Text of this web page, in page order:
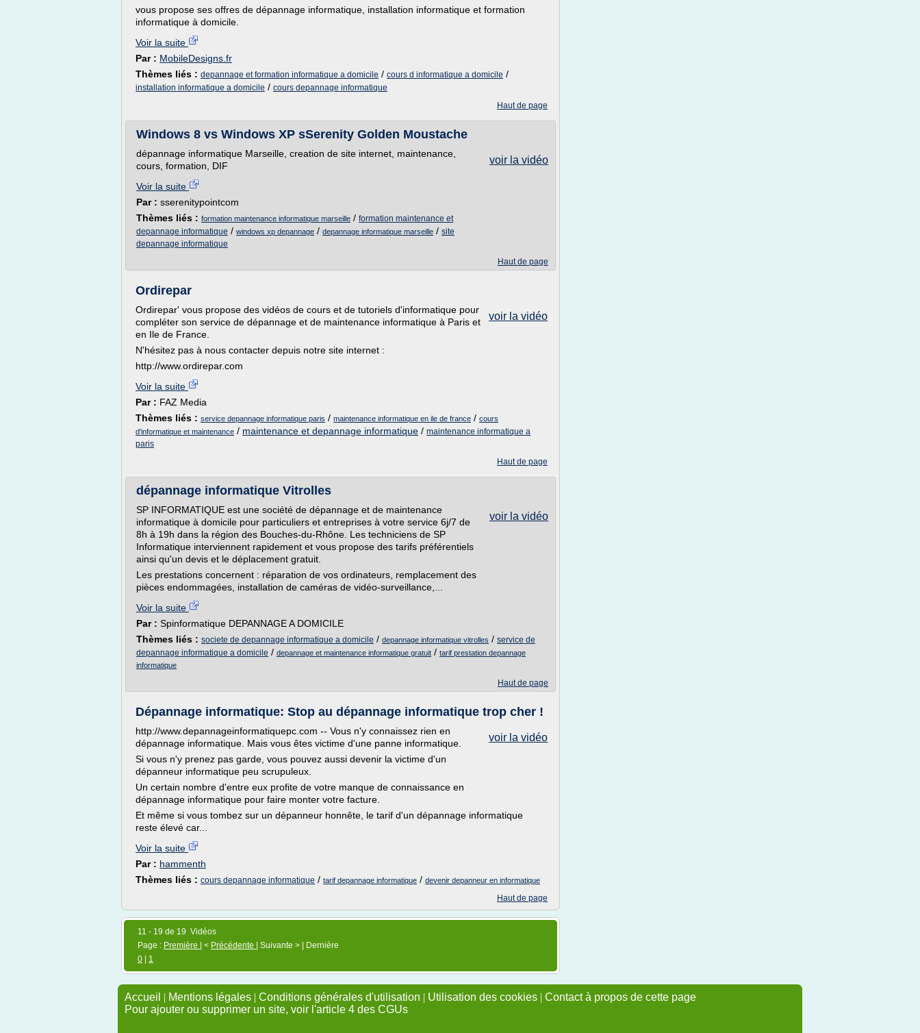
vous propose ses offres de dépannage informatique, installation informatique et formation
informatique à domicile.
Voir la suite
Par : MobileDesigns.fr
Thèmes liés : depannage et formation informatique a domicile / cours d informatique a domicile /
installation informatique a domicile / cours depannage informatique
Haut de page
Windows 8 vs Windows XP sSerenity Golden Moustache
voir la vidéo
dépannage informatique Marseille, creation de site internet, maintenance,
cours, formation, DIF
Voir la suite
Par : sserenitypointcom
Thèmes liés : formation maintenance informatique marseille / formation maintenance et
depannage informatique / windows xp depannage / depannage informatique marseille / site
depannage informatique
Haut de page
Ordirepar
voir la vidéo
Ordirepar' vous propose des vidéos de cours et de tutoriels d'informatique pour
compléter son service de dépannage et de maintenance informatique à Paris et
en Ile de France.
N'hésitez pas à nous contacter depuis notre site internet :
http://www.ordirepar.com
Voir la suite
Par : FAZ Media
Thèmes liés : service depannage informatique paris / maintenance informatique en ile de france / cours
d'informatique et maintenance / maintenance et depannage informatique / maintenance informatique a
paris
Haut de page
dépannage informatique Vitrolles
voir la vidéo
SP INFORMATIQUE est une société de dépannage et de maintenance
informatique à domicile pour particuliers et entreprises à votre service 6j/7 de
8h à 19h dans la région des Bouches-du-Rhône. Les techniciens de SP
Informatique interviennent rapidement et vous propose des tarifs préférentiels
ainsi qu'un devis et le déplacement gratuit.
Les prestations concernent : réparation de vos ordinateurs, remplacement des
pièces endommagées, installation de caméras de vidéo-surveillance,...
Voir la suite
Par : Spinformatique DEPANNAGE A DOMICILE
Thèmes liés : societe de depannage informatique a domicile / depannage informatique vitrolles / service de
depannage informatique a domicile / depannage et maintenance informatique gratuit / tarif prestation depannage
informatique
Haut de page
Dépannage informatique: Stop au dépannage informatique trop cher !
voir la vidéo
http://www.depannageinformatiquepc.com -- Vous n'y connaissez rien en
dépannage informatique. Mais vous êtes victime d'une panne informatique.
Si vous n'y prenez pas garde, vous pouvez aussi devenir la victime d'un
dépanneur informatique peu scrupuleux.
Un certain nombre d'entre eux profite de votre manque de connaissance en
dépannage informatique pour faire monter votre facture.
Et même si vous tombez sur un dépanneur honnête, le tarif d'un dépannage informatique
reste élevé car...
Voir la suite
Par : hammenth
Thèmes liés : cours depannage informatique / tarif depannage informatique / devenir depanneur en informatique
Haut de page
11 - 19 de 19 Vidéos
Page : Première | < Précédente
| Suivante > | Dernière
0
1
Accueil | Mentions légales | Conditions générales d'utilisation | Utilisation des cookies | Contact à propos de cette page
Pour ajouter ou supprimer un site, voir l'article 4 des CGUs